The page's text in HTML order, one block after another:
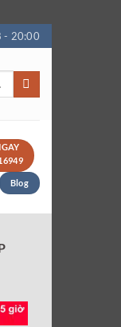
- 20:00
Blog